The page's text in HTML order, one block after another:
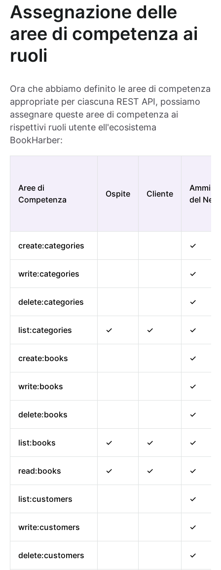
Assegnazione delle
aree di competenza ai
ruoli
Ora che abbiamo definito le aree di competenza
appropriate per ciascuna REST API, possiamo
assegnare queste aree di competenza ai
rispettivi ruoli utente ell'ecosistema
BookHarber:
Aree di
Competenza
Ospite Cliente
del
create:categories ✓
write:categories ✓
delete:categories ✓
list:categories ✓ ✓ ✓
create:books ✓
write:books ✓
delete:books ✓
list:books ✓ ✓ ✓
read:books ✓ ✓ ✓
list:customers ✓
write:customers ✓
delete:customers ✓